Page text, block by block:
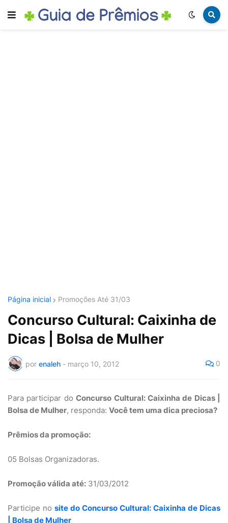
Página inicial Promoções Até 31/03
Concurso Cultural: Caixinha de
Dicas | Bolsa de Mulher
por enaleh - março 10, 2012 0
Para participar doConcurso Cultural: Caixinha de Dicas |
Bolsa de Mulher, responda: Você tem uma dica preciosa?
Prêmios da promoção:
05 Bolsas Organizadoras.
Promoção válida até: 31/03/2012
Participe no site do Concurso Cultural: Caixinha de Dicas
| Bolsa de Mulher